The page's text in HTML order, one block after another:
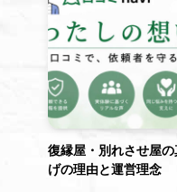
復縁屋・別れさせ屋
げの理由と運営理念